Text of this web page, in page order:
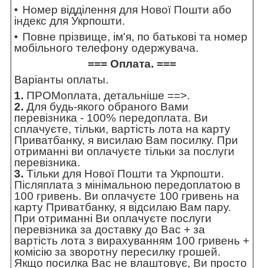
Номер відділення для Нової Пошти або
індекс для Укрпошти.
Повне прізвище, ім'я, по батькові та номер
мобільного телефону одержувача.
=== Оплата. ===
Варіанты оплаты.
1. ПРОМоплата, детальніше ==>.
2. Для будь-якого обраного Вами
перевізника - 100% передоплата. Ви
сплачуєте, тільки, вартість лота на карту
Приватбанку, я висилаю Вам посилку. При
отриманні ви оплачуєте тільки за послуги
перевізника.
3. Тільки для Нової Пошти та Укрпошти.
Післяплата з мінімальною передоплатою в
100 гривень. Ви оплачуєте 100 гривень на
карту Приватбанку, я відсилаю Вам пару.
При отриманні Ви оплачуєте послуги
перевізника за доставку до Вас + за
вартість лота з вирахуванням 100 гривень +
комісію за зворотну пересилку грошей.
Якщо посилка Вас не влаштовує, Ви просто